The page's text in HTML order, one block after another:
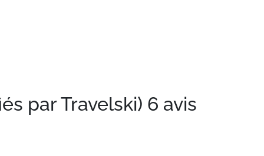
par Travelski) 6 avis